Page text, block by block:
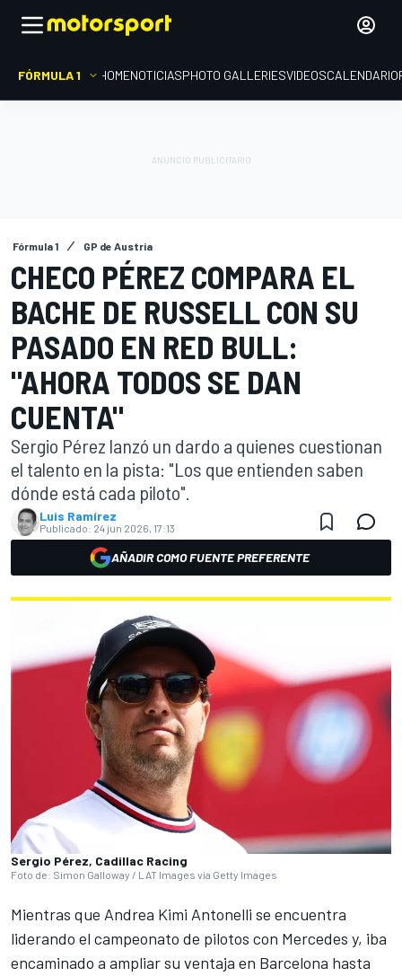
FÓRMULA 1 HOMENOTICIASPHOTO GALLERIESVIDEOSCALENDARIO
Fórmula 1 GP de Austria
CHECO PÉREZ COMPARA EL
BACHE DE RUSSELL CON SU
PASADO EN RED BULL:
"AHORA TODOS SE DAN
CUENTA"
Sergio Pérez lanzó un dardo a quienes cuestionan
el talento en la pista: "Los que entienden saben
dónde está cada piloto".
Luis Ramírez
Publicado: 24 jun 2026, 17:13
AÑADIR COMO FUENTE PREFERENTE
Sergio Pérez, Cadillac Racing
Foto de: Simon Galloway / LAT Images via Getty Images
Mientras que Andrea Kimi Antonelli se encuentra
liderando el campeonato de pilotos con Mercedes y, iba
encaminado a ampliar su ventaja en Barcelona hasta